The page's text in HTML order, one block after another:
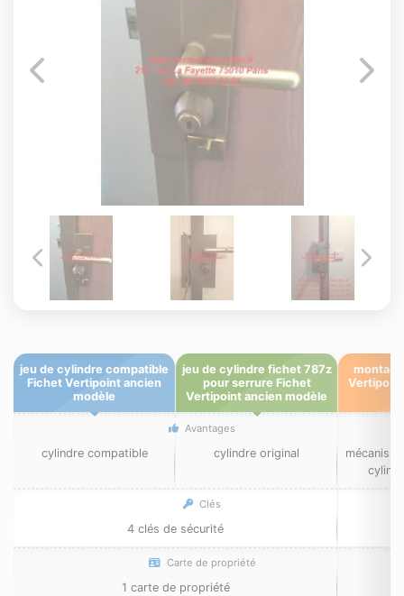
jeu de cylindre compatible
Fichet Vertipoint ancien
modèle
jeu de cylindre fichet 787z
pour serrure Fichet
Vertipoint ancien modèle
Avantages
cylindre compatible cylindre original
Clés
4 clés de sécurité
Carte de propriété
1 carte de propriété